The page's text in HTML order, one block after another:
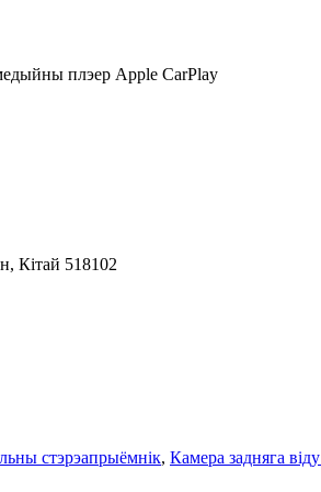
Кітай 518102
стэрэапрыёмнік, Камера задняга